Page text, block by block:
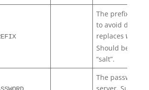
The prefix used
to avoid data
replaces
Should be
“salt”.
The password